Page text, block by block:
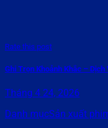
Rate this post
Ghi Trọn Khoảnh Khắc –
Tháng 4 24, 2026
Danh mụcSản xuất